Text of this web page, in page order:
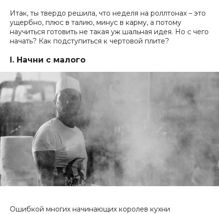
Итак, ты твердо решила, что неделя на роллтонах – это
ущербно, плюс в талию, минус в карму, а потому
научиться готовить не такая уж шальная идея. Но с чего
начать? Как подступиться к чертовой плите?
I. Начни с малого
Ошибкой многих начинающих королев кухни